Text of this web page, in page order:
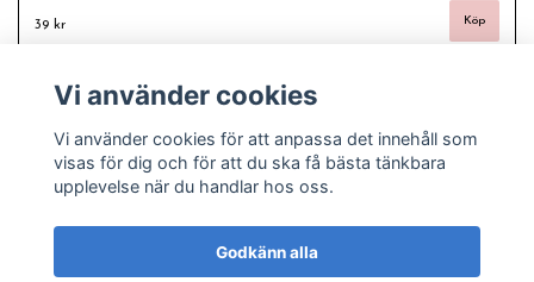
39 kr
Vi använder cookies
Vi använder cookies för att anpassa det innehåll som
visas för dig och för att du ska få bästa tänkbara
upplevelse när du handlar hos oss.
Godkänn alla